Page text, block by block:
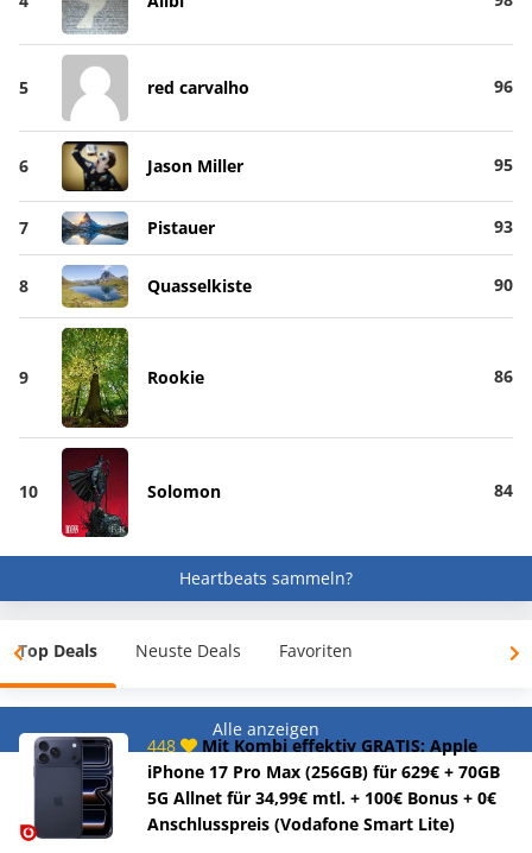
5 red carvalho 96
6 Jason Miller 95
7 Pistauer 93
8 Quasselkiste 90
9 Rookie 86
10 Solomon 84
Heartbeats sammeln?
Top Deals Neuste Deals Favoriten
Alle anzeigen
448
Mit Kombi effektiv GRATIS: Apple
iPhone 17 Pro Max (256GB) für 629€ + 70GB
5G Allnet für 34,99€ mtl. + 100€ Bonus + 0€
Anschlusspreis (Vodafone Smart Lite)